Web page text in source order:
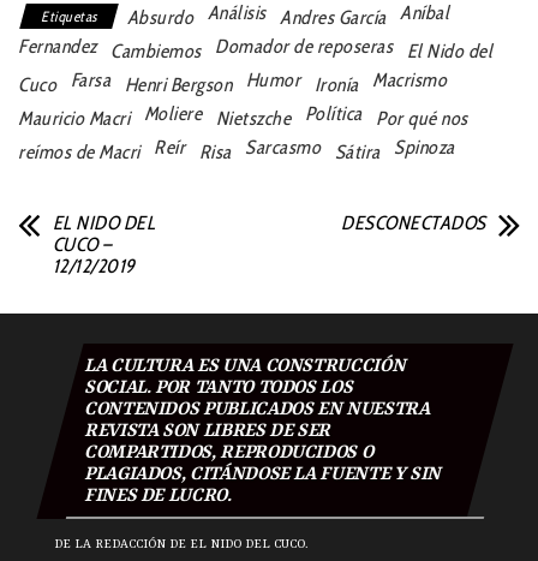
Etiquetas Absurdo Análisis Andres García
Aníbal
Fernandez
Cambiemos Domador de reposeras
El Nido del
Cuco
Farsa Henri Bergson Humor Ironía
Macrismo
Mauricio Macri
Moliere Nietszche Política
Por qué nos
reímos de Macri
Reír Risa Sarcasmo Sátira Spinoza
EL NIDO DEL
CUCO –
12/12/2019
DESCONECTADOS
LA CULTURA ES UNA CONSTRUCCIÓN
SOCIAL. POR TANTO TODOS LOS
CONTENIDOS PUBLICADOS EN NUESTRA
REVISTA SON LIBRES DE SER
COMPARTIDOS, REPRODUCIDOS O
PLAGIADOS, CITÁNDOSE LA FUENTE Y SIN
FINES DE LUCRO.
DE LA REDACCIÓN DE EL NIDO DEL CUCO.